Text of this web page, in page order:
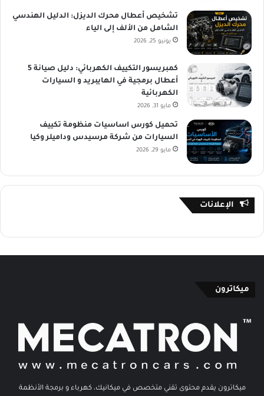
تشخيص أعطال محرك الديزل: الدليل الهندسي
الشامل من الألف إلى الياء
يونيو 25, 2026
كمبريسور التكييف الكهربائي: دليل صيانة 5
أعطال برمجية في الهايبريد و السيارات
الكهربائية
مايو 31, 2026
تحميل كورس اساسيات منظومة تكييف
السيارات من شركة مرسيدس وداميلر وكيا
مايو 29, 2026
الإعلانات
ميكاترون
ميكاترون يقدم محتوى تقني متخصص في ميكانيك، كهرباء و برمجة الأنظمة